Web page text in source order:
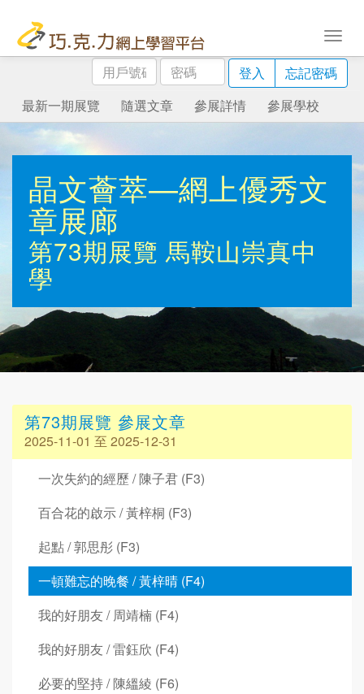
用
戶
號
碼
密
碼
登入
忘記密碼
最新一期展覽
隨選文章 參展詳情 參展學校
晶文薈萃—網上優秀文
章展廊
第73期展覽 馬鞍山崇真中
學
第73期展覽 參展文章
2025-11-01 至 2025-12-31
一次失約的經歷 / 陳子君 (F3)
百合花的啟示 / 黃梓桐 (F3)
起點 / 郭思彤 (F3)
一頓難忘的晚餐 / 黃梓晴 (F4)
我的好朋友 / 周靖楠 (F4)
我的好朋友 / 雷鈺欣 (F4)
必要的堅持 / 陳縕綾 (F6)